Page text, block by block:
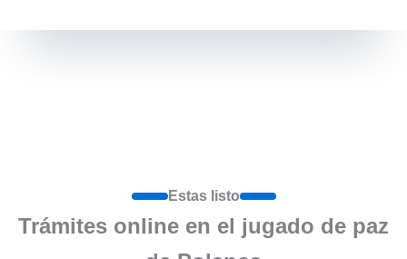
Estas listo
Trámites online en el jugado de paz